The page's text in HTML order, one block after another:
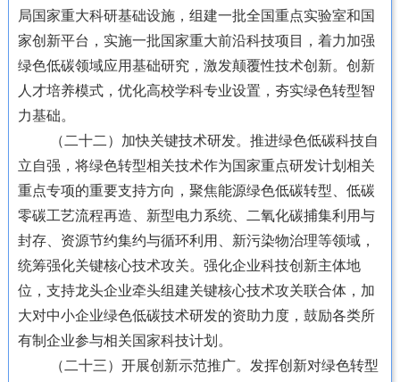
局国家重大科研基础设施，组建一批全国重点实验室和国
家创新平台，实施一批国家重大前沿科技项目，着力加强
绿色低碳领域应用基础研究，激发颠覆性技术创新。创新
人才培养模式，优化高校学科专业设置，夯实绿色转型智
力基础。
（二十二）加快关键技术研发。推进绿色低碳科技自
立自强，将绿色转型相关技术作为国家重点研发计划相关
重点专项的重要支持方向，聚焦能源绿色低碳转型、低碳
零碳工艺流程再造、新型电力系统、二氧化碳捕集利用与
封存、资源节约集约与循环利用、新污染物治理等领域，
统筹强化关键核心技术攻关。强化企业科技创新主体地
位，支持龙头企业牵头组建关键核心技术攻关联合体，加
大对中小企业绿色低碳技术研发的资助力度，鼓励各类所
有制企业参与相关国家科技计划。
（二十三）开展创新示范推广。发挥创新对绿色转型